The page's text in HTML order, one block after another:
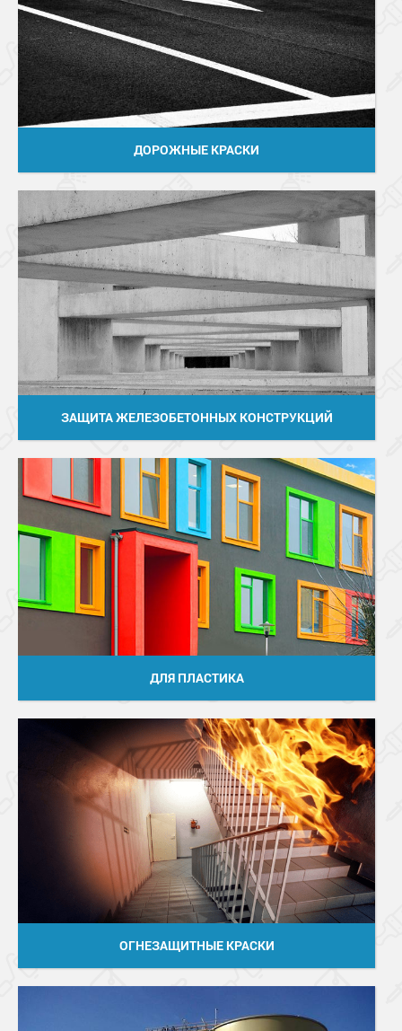
ДОРОЖНЫЕ КРАСКИ
ЗАЩИТА ЖЕЛЕЗОБЕТОННЫХ КОНСТРУКЦИЙ
ДЛЯ ПЛАСТИКА
ОГНЕЗАЩИТНЫЕ КРАСКИ